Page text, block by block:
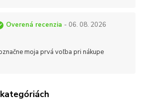
Overená recenzia - 06. 08. 2026
moja prvá voľba pri nákupe